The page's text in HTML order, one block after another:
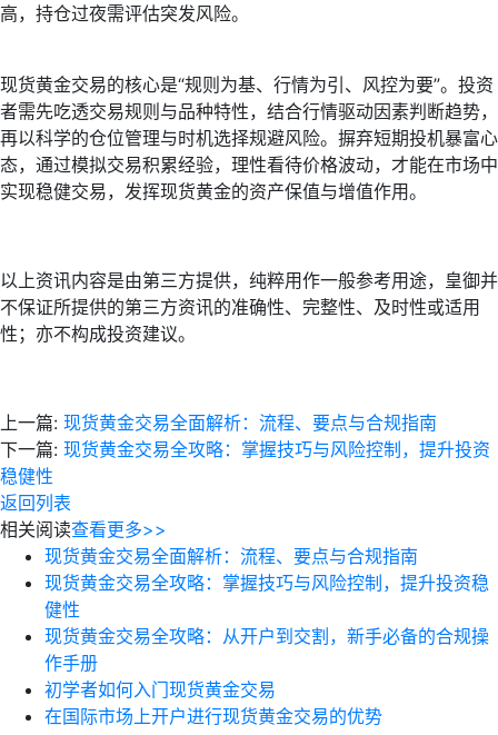
高，持仓过夜需评估突发风险。
现货黄金交易的核心是“规则为基、行情为引、风控为要”。投资
者需先吃透交易规则与品种特性，结合行情驱动因素判断趋势，
再以科学的仓位管理与时机选择规避风险。摒弃短期投机暴富心
态，通过模拟交易积累经验，理性看待价格波动，才能在市场中
实现稳健交易，发挥现货黄金的资产保值与增值作用。
以上资讯内容是由第三方提供，纯粹用作一般参考用途，皇御并
不保证所提供的第三方资讯的准确性、完整性、及时性或适用
性；亦不构成投资建议。
上一篇: 现货黄金交易全面解析：流程、要点与合规指南
下一篇: 现货黄金交易全攻略：掌握技巧与风险控制，提升投资
稳健性
返回列表
相关阅读查看更多>>
现货黄金交易全面解析：流程、要点与合规指南
现货黄金交易全攻略：掌握技巧与风险控制，提升投资稳
健性
现货黄金交易全攻略：从开户到交割，新手必备的合规操
作手册
初学者如何入门现货黄金交易
在国际市场上开户进行现货黄金交易的优势